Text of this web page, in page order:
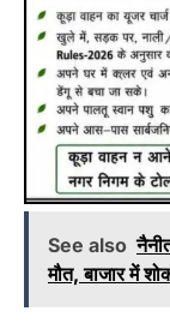
See also
मौत, बाजार में